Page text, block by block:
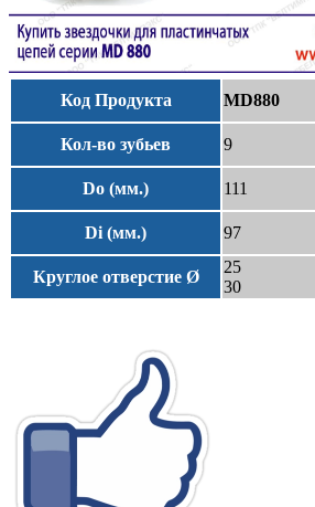
Код Продукта MD880
Кол-во зубьев 9
Do (мм.) 111
Di (мм.) 97
Круглое отверстие Ø
25
30